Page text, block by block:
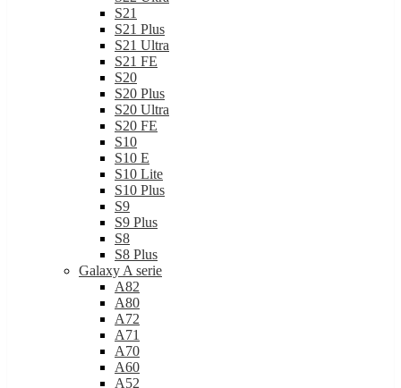
S21
S21 Plus
S21 Ultra
S21 FE
S20
S20 Plus
S20 Ultra
S20 FE
S10
S10 E
S10 Lite
S10 Plus
S9
S9 Plus
S8
S8 Plus
Galaxy A serie
A82
A80
A72
A71
A70
A60
A52